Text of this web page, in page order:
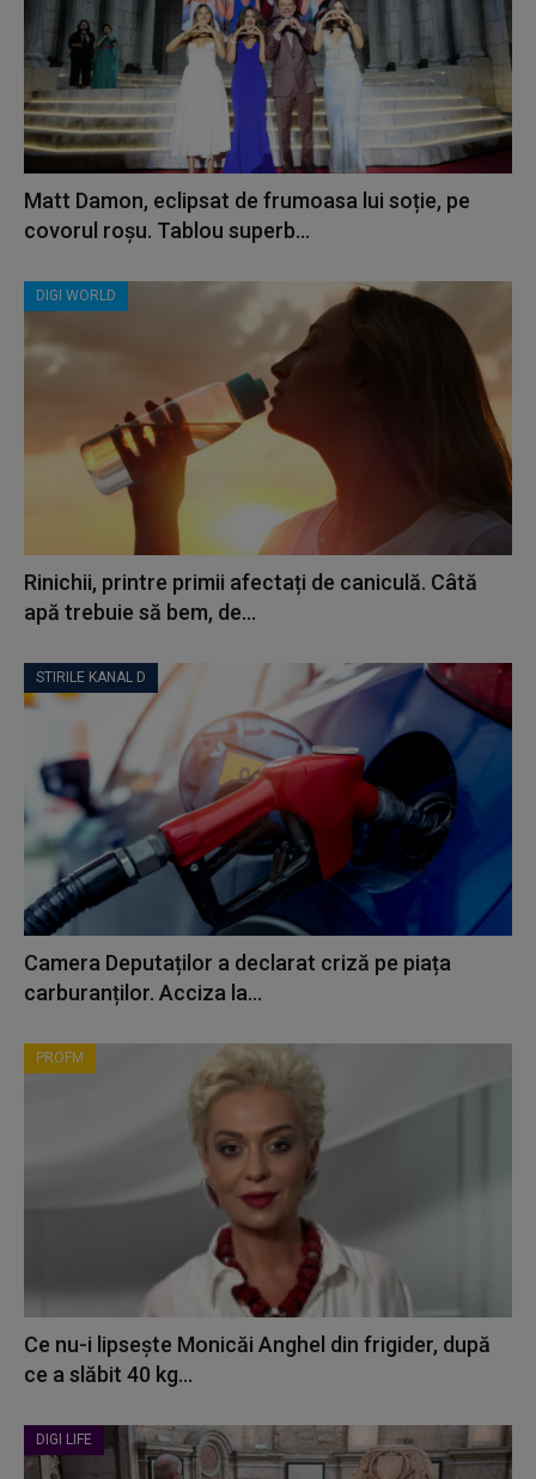
Matt Damon, eclipsat de frumoasa lui soție, pe
covorul roșu. Tablou superb...
DIGI WORLD
Rinichii, printre primii afectați de caniculă. Câtă
apă trebuie să bem, de...
STIRILE KANAL D
Camera Deputaților a declarat criză pe piața
carburanților. Acciza la...
PROFM
Ce nu-i lipsește Monicăi Anghel din frigider, după
ce a slăbit 40 kg...
DIGI LIFE